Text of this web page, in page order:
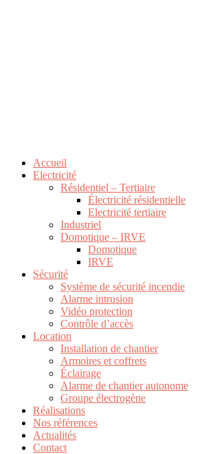
Accueil
Electricité
Résidentiel – Tertiaire
Électricité résidentielle
Electricité tertiaire
Industriel
Domotique – IRVE
Domotique
IRVE
Sécurité
Système de sécurité incendie
Alarme intrusion
Vidéo protection
Contrôle d’accès
Location
Installation de chantier
Armoires et coffrets
Éclairage
Alarme de chantier autonome
Groupe électrogène
Réalisations
Nos références
Actualités
Contact